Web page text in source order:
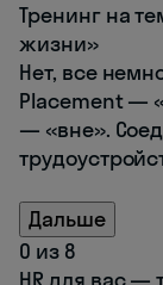
Тренинг на
жизни»
Нет, все
Placement —
— «вне».
Дальше
0 из 8
HR для вас —